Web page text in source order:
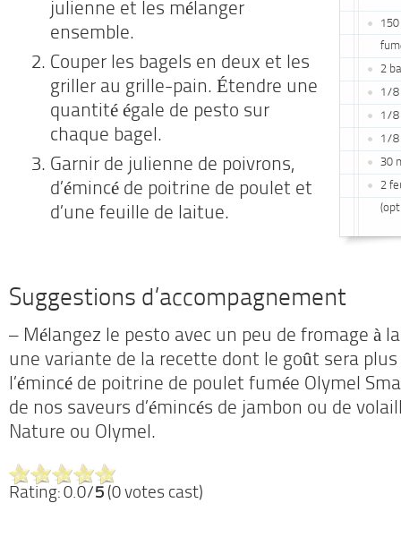
2
1/8
1/8
1/8
30
2
julienne et les mélanger
ensemble.
Couper les bagels en deux et les
griller au grille-pain. Étendre une
quantité égale de pesto sur
chaque bagel.
Garnir de julienne de poivrons,
d’émincé de poitrine de poulet et
d’une feuille de laitue.
Suggestions d’accompagnement
– Mélangez le pesto avec un peu de fromage à
une variante de la recette dont le goût sera plus
l’émincé de poitrine de poulet fumée Olymel
de nos saveurs d’émincés de jambon ou de
Nature ou Olymel.
Rating: 0.0/5 (0 votes cast)